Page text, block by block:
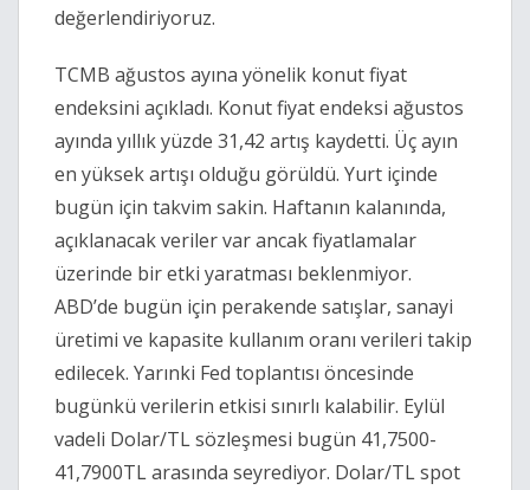
değerlendiriyoruz.
TCMB ağustos ayına yönelik konut fiyat
endeksini açıkladı. Konut fiyat endeksi ağustos
ayında yıllık yüzde 31,42 artış kaydetti. Üç ayın
en yüksek artışı olduğu görüldü. Yurt içinde
bugün için takvim sakin. Haftanın kalanında,
açıklanacak veriler var ancak fiyatlamalar
üzerinde bir etki yaratması beklenmiyor.
ABD’de bugün için perakende satışlar, sanayi
üretimi ve kapasite kullanım oranı verileri takip
edilecek. Yarınki Fed toplantısı öncesinde
bugünkü verilerin etkisi sınırlı kalabilir. Eylül
vadeli Dolar/TL sözleşmesi bugün 41,7500-
41,7900TL arasında seyrediyor. Dolar/TL spot